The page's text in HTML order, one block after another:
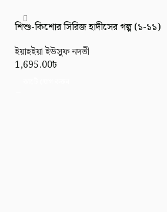
শিশু-কিশোর সিরিজ হাদীসের গল্প (১-১১)
ইয়াহইয়া ইউসুফ নদভী
1,695.00৳